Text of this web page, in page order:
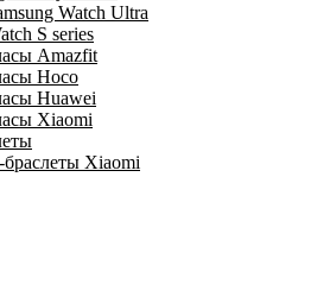
Watch Ultra
S series
Amazfit
Hoco
Huawei
Xiaomi
Xiaomi